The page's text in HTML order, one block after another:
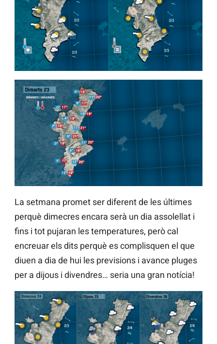
La setmana promet ser diferent de les últimes
perquè dimecres encara serà un dia assolellat i
fins i tot pujaran les temperatures, però cal
encreuar els dits perquè es complisquen el que
diuen a dia de hui les previsions i avance pluges
per a dijous i divendres… seria una gran notícia!